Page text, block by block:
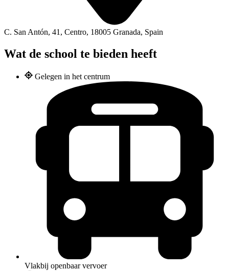
C. San Antón, 41, Centro, 18005 Granada, Spain
Wat de school te bieden heeft
Gelegen in het centrum
Vlakbij openbaar vervoer